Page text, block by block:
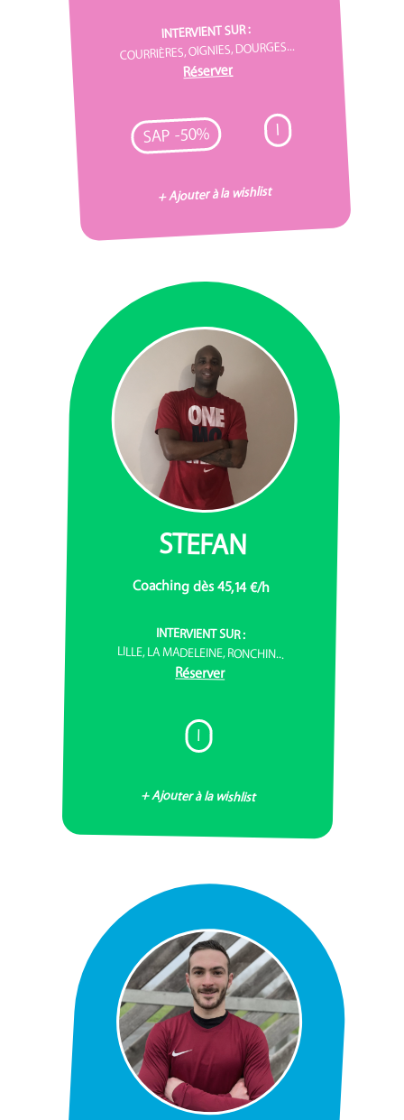
INTERVIENT SUR :
COURRIÈRES, OIGNIES, DOURGES...
Réserver
SAP -50% I
+ Ajouter à la wishlist
STEFAN
Coaching dès 45,14 €/h
INTERVIENT SUR :
LILLE, LA MADELEINE, RONCHIN...
Réserver
I
+ Ajouter à la wishlist